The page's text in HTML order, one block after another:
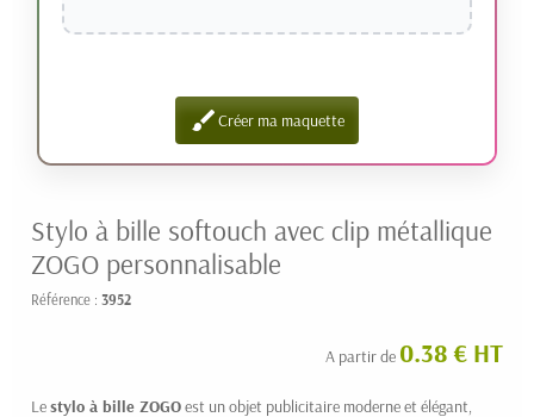
brushCréer ma maquette
Stylo à bille softouch avec clip métallique
ZOGO personnalisable
Référence : 3952
A partir de 0.38 € HT
Lestylo à bille ZOGOest un objet publicitaire moderne et élégant,